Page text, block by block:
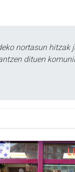
nortasun
dituen